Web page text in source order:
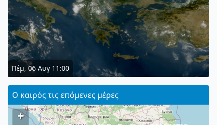
Πέμ, 06 Αυγ 11:00
Ο καιρός τις επόμενες μέρες
+